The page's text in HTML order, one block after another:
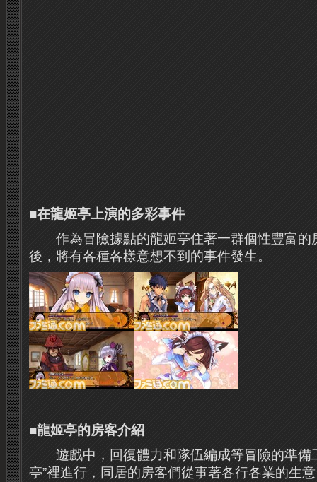
■在龍姬亭上演的多彩事件
作為冒險據點的龍姬亭住著一群個性豐富的
後，將有各種各樣意想不到的事件發生。
■龍姬亭的房客介紹
遊戲中，回復體力和隊伍編成等冒險的準備
亭”裡進行，同居的房客們從事著各行各業的生